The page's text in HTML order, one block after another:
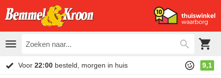
Voor 22:00 besteld, morgen in huis 9,1